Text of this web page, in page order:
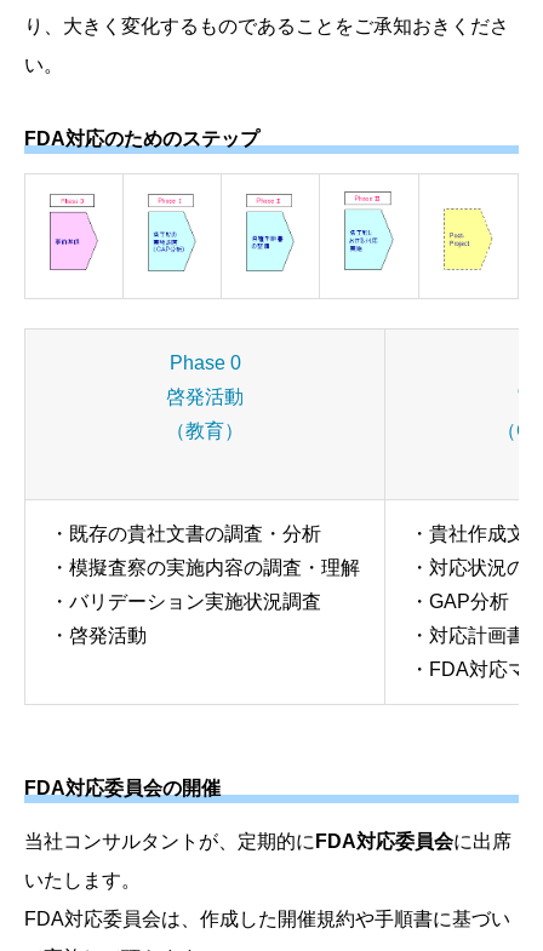
り、大きく変化するものであることをご承知おきくださ
い。
FDA対応のためのステップ
Phase 0
啓発活動
（教育）
実
（
・既存の貴社文書の調査・分析
・模擬査察の実施内容の調査・理解
・バリデーション実施状況調査
・啓発活動
・貴社作成文
・対応状況の
・GAP分析
・対応計画書
・FDA対応マ
FDA対応委員会の開催
当社コンサルタントが、定期的に FDA対応委員会に出席
いたします。
FDA対応委員会は、作成した開催規約や手順書に基づい